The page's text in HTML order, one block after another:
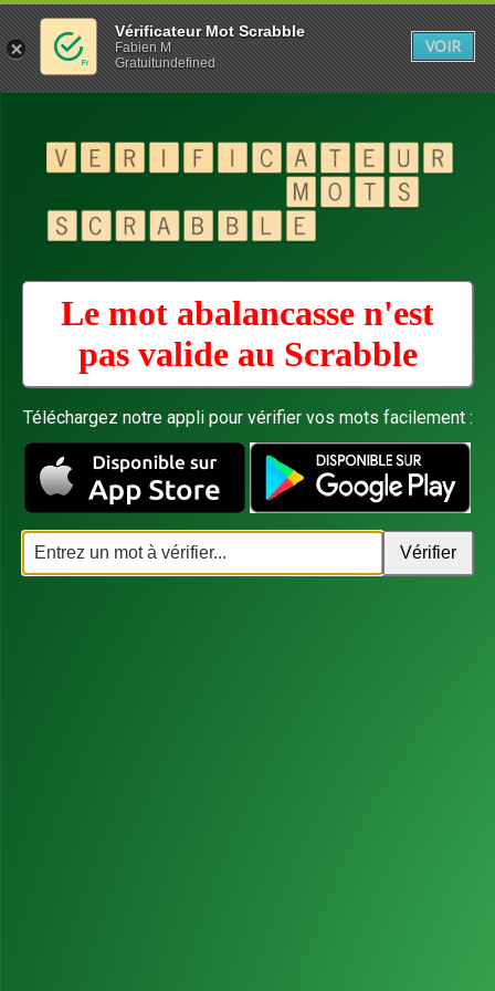
Le mot abalancasse n'est
pas valide au Scrabble
Téléchargez notre appli pour vérifier vos mots facilement :
Vérificateur Mot Scrabble
Fabien M
Gratuitundefined
VOIR